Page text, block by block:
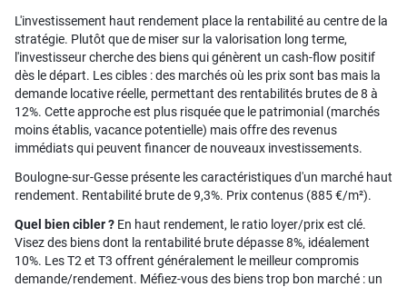
L'investissement haut rendement place la rentabilité au centre de la
stratégie. Plutôt que de miser sur la valorisation long terme,
l'investisseur cherche des biens qui génèrent un cash-flow positif
dès le départ. Les cibles : des marchés où les prix sont bas mais la
demande locative réelle, permettant des rentabilités brutes de 8 à
12%. Cette approche est plus risquée que le patrimonial (marchés
moins établis, vacance potentielle) mais offre des revenus
immédiats qui peuvent financer de nouveaux investissements.
Boulogne-sur-Gesse présente les caractéristiques d'un marché haut
rendement. Rentabilité brute de 9,3%. Prix contenus (885 €/m²).
Quel bien cibler ? En haut rendement, le ratio loyer/prix est clé.
Visez des biens dont la rentabilité brute dépasse 8%, idéalement
10%. Les T2 et T3 offrent généralement le meilleur compromis
demande/rendement. Méfiez-vous des biens trop bon marché : un